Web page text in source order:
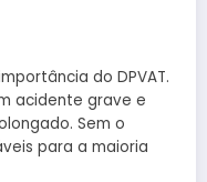
do DPVAT.
acidente grave e
Sem o
para a maioria